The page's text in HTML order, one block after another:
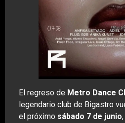
El regreso de Metro Dance
legendario club de Bigastro
el próximo sábado 7 de junio